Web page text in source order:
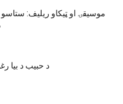
موسيقۍ او ټیکاو ریلیف:
د حبیب د بیا